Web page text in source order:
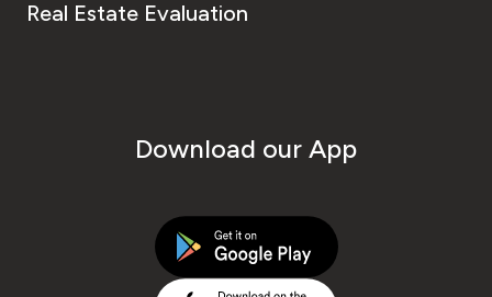
Real Estate Evaluation
Download our App